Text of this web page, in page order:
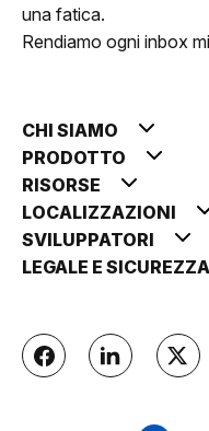
una fatica.
Rendiamo ogni inbox
CHI SIAMO
PRODOTTO
RISORSE
LOCALIZZAZIONI
SVILUPPATORI
LEGALE E SICUREZZA